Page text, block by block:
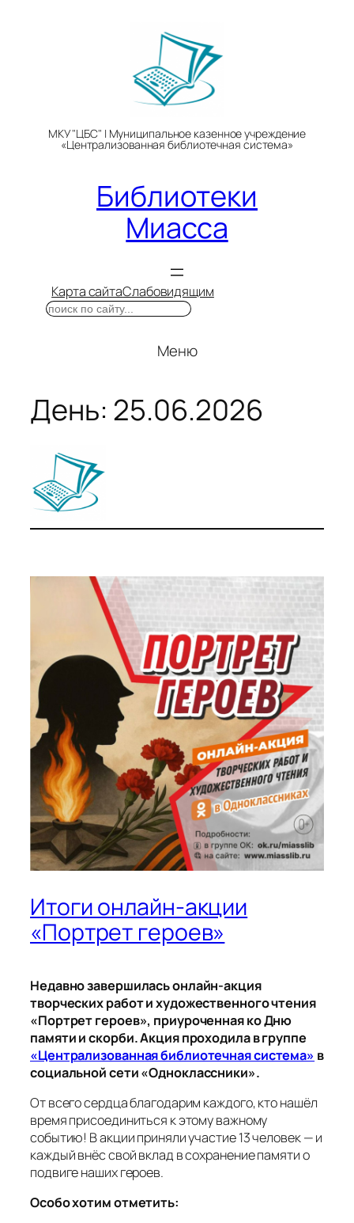
МКУ "ЦБС" | Муниципальное казенное учреждение
«Централизованная библиотечная система»
Библиотеки
Миасса
Карта сайтаСлабовидящим
Поиск
Меню
День: 25.06.2026
Итоги онлайн‑акции
«Портрет героев»
Недавно завершилась онлайн‑акция
творческих работ и художественного чтения
«Портрет героев», приуроченная ко Дню
памяти и скорби. Акция проходила в группе
«Централизованная библиотечная система» в
социальной сети «Одноклассники».
От всего сердца благодарим каждого, кто нашёл
время присоединиться к этому важному
событию! В акции приняли участие 13 человек — и
каждый внёс свой вклад в сохранение памяти о
подвиге наших героев.
Особо хотим отметить: